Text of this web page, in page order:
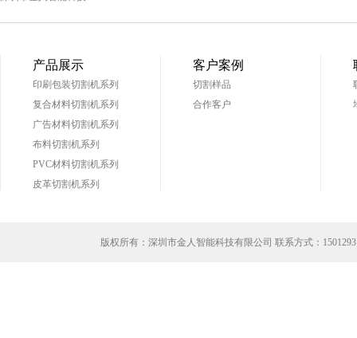
产品展示
印刷包装切割机系列
复合材料切割机系列
广告材料切割机系列
布料切割机系列
PVC材料切割机系列
皮革切割机系列
客户案例
切割样品
合作客户
版权所有：深圳市金人智能科技有限公司 联系方式：